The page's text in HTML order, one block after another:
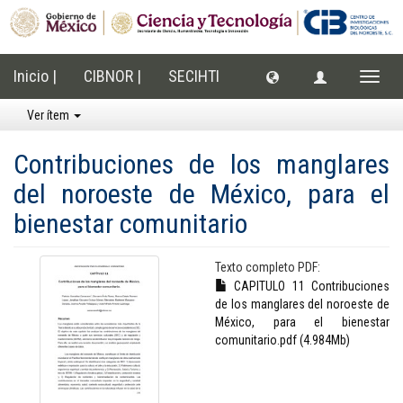
Inicio | CIBNOR | SECIHTI
Ver ítem
Contribuciones de los manglares
del noroeste de México, para el
bienestar comunitario
Texto completo PDF:
CAPITULO 11 Contribuciones
de los manglares del noroeste de
México, para el bienestar
comunitario.pdf (4.984Mb)